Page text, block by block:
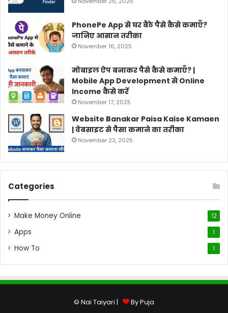
PhonePe App से घर बैठे पैसे कैसे कमाएँ?
जानिए आसान तरीका
November 16, 2025
मोबाइल ऐप बनाकर पैसे कैसे कमाएँ? |
Mobile App Development से Online
Income कैसे करें
November 17, 2025
Website Banakar Paisa Kaise Kamaen
| वेबसाइट से पैसा कमाने का तरीका
November 23, 2025
Categories
Make Money Online 12
Apps 1
How To 1
© Nai Taiyari | By Puja